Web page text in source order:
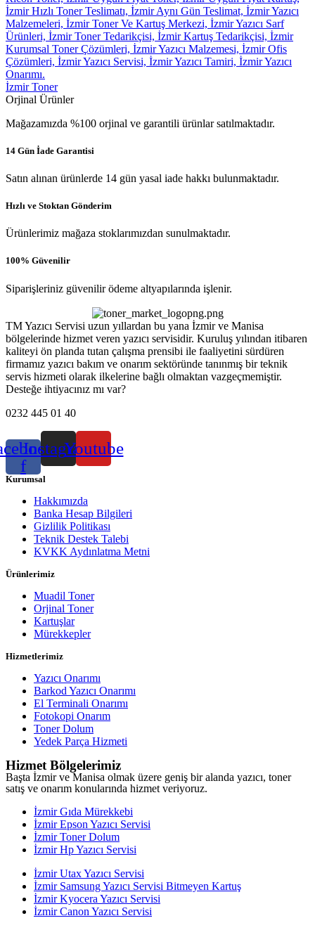
İzmir Toner
Orjinal Ürünler
Mağazamızda %100 orjinal ve garantili ürünlar satılmaktadır.
14 Gün İade Garantisi
Satın alınan ürünlerde 14 gün yasal iade hakkı bulunmaktadır.
Hızlı ve Stoktan Gönderim
Ürünlerimiz mağaza stoklarımızdan sunulmaktadır.
100% Güvenilir
Siparişleriniz güvenilir ödeme altyapılarında işlenir.
TM Yazıcı Servisi uzun yıllardan bu yana İzmir ve Manisa
bölgelerinde hizmet veren yazıcı servisidir. Kuruluş yılından itibaren
kaliteyi ön planda tutan çalışma prensibi ile faaliyetini sürdüren
firmamız yazıcı bakım ve onarım sektöründe tanınmış bir teknik
servis hizmeti olarak ilkelerine bağlı olmaktan vazgeçmemiştir.
Desteğe ihtiyacınız mı var?
0232 445 01 40
f
InstagramYoutube
Kurumsal
Hakkımızda
Banka Hesap Bilgileri
Gizlilik Politikası
Teknik Destek Talebi
KVKK Aydınlatma Metni
Ürünlerimiz
Muadil Toner
Orjinal Toner
Kartuşlar
Mürekkepler
Hizmetlerimiz
Yazıcı Onarımı
Barkod Yazıcı Onarımı
El Terminali Onarımı
Fotokopi Onarım
Toner Dolum
Yedek Parça Hizmeti
Hizmet Bölgelerimiz
Başta İzmir ve Manisa olmak üzere geniş bir alanda yazıcı, toner
satış ve onarım konularında hizmet veriyoruz.
İzmir Gıda Mürekkebi
İzmir Epson Yazıcı Servisi
İzmir Toner Dolum
İzmir Hp Yazıcı Servisi
İzmir Utax Yazıcı Servisi
İzmir Samsung Yazıcı Servisi Bitmeyen Kartuş
İzmir Kyocera Yazıcı Servisi
İzmir Canon Yazıcı Servisi